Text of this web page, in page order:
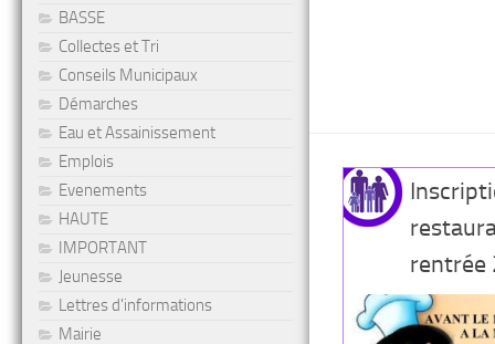
rentrée
BASSE
Collectes et Tri
Conseils Municipaux
Démarches
Eau et Assainissement
Emplois
Evenements
HAUTE
IMPORTANT
Jeunesse
Lettres d'informations
Mairie